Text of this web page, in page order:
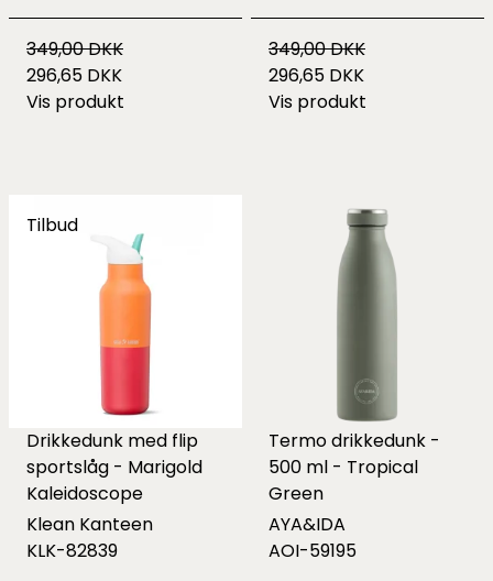
349,00 DKK
296,65 DKK
Vis produkt
349,00 DKK
296,65 DKK
Vis produkt
Tilbud
Drikkedunk med flip
sportslåg - Marigold
Kaleidoscope
Klean Kanteen
KLK-82839
Termo drikkedunk -
500 ml - Tropical
Green
AYA&IDA
AOI-59195